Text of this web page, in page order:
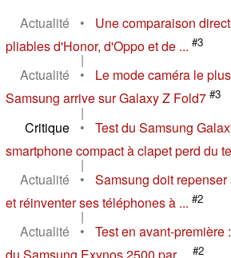
Actualité
•
Une comparaison
pliables d'Honor, d'Oppo et de ... #3
|
Actualité
•
Le mode caméra le
Samsung arrive sur Galaxy Z Fold7 #3
|
Critique
•
Test du Samsung
smartphone compact à clapet perd du
|
Actualité
•
Samsung doit
et réinventer ses téléphones à ... #2
|
Actualité
•
Test en avant-
#2